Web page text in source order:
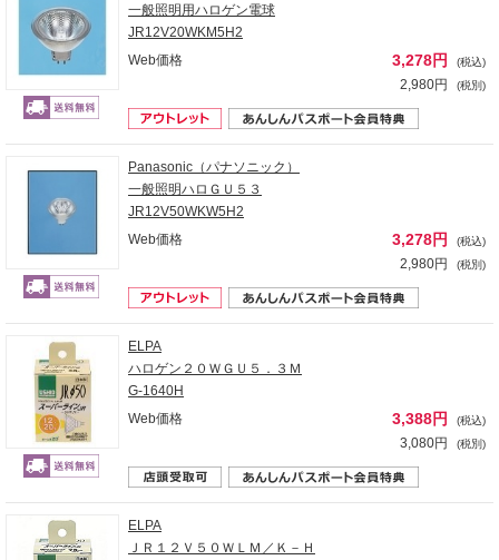
一般照明用ハロゲン電球
JR12V20WKM5H2
Web価格
3,278円 (税込)
2,980円 (税別)
Panasonic（パナソニック）
一般照明ハロＧＵ５３
JR12V50WKW5H2
Web価格
3,278円 (税込)
2,980円 (税別)
ELPA
ハロゲン２０ＷＧＵ５．３Ｍ
G-1640H
Web価格
3,388円 (税込)
3,080円 (税別)
ELPA
ＪＲ１２Ｖ５０ＷＬＭ／Ｋ－Ｈ